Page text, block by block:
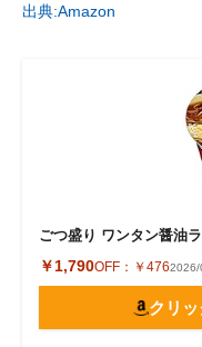
出典:Amazon
ごつ盛り ワンタン醤油
￥1,790OFF： ￥4762026/
クリッ